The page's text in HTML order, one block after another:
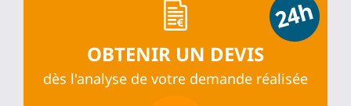
OBTENIR UN DEVIS
dès l'analyse de votre demande réalisée